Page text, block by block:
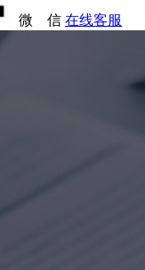
微 信 在线客服